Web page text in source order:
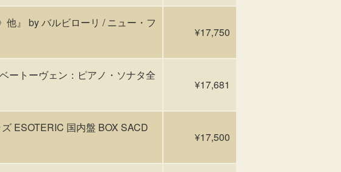
他』 by バルビローリ / ニュー・フ
¥17,750
ートーヴェン：ピアノ・ソナタ全
¥17,681
ESOTERIC 国内盤 BOX SACD
¥17,500